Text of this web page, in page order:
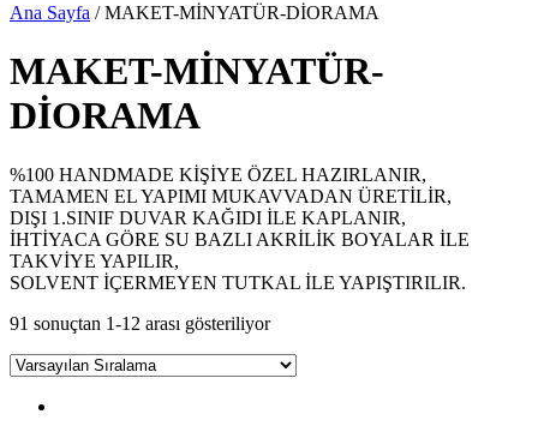
Ana Sayfa / MAKET-MİNYATÜR-DİORAMA
MAKET-MİNYATÜR-
DİORAMA
%100 HANDMADE KİŞİYE ÖZEL HAZIRLANIR,
TAMAMEN EL YAPIMI MUKAVVADAN ÜRETİLİR,
DIŞI 1.SINIF DUVAR KAĞIDI İLE KAPLANIR,
İHTİYACA GÖRE SU BAZLI AKRİLİK BOYALAR İLE
TAKVİYE YAPILIR,
SOLVENT İÇERMEYEN TUTKAL İLE YAPIŞTIRILIR.
91 sonuçtan 1-12 arası gösteriliyor